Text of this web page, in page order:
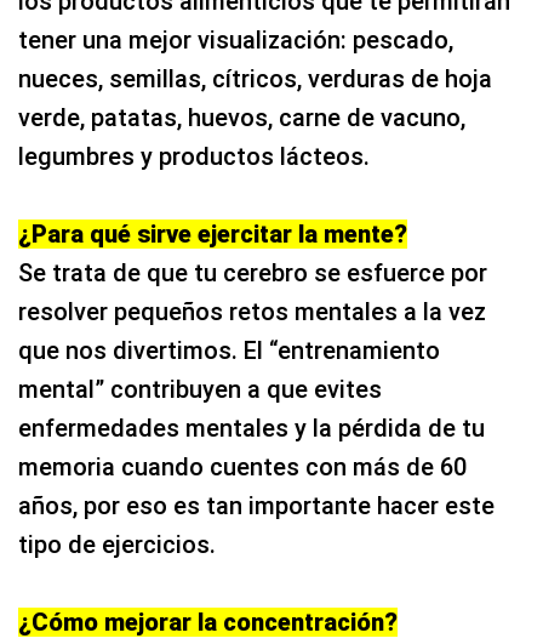
tener una mejor visualización: pescado,
nueces, semillas, cítricos, verduras de hoja
verde, patatas, huevos, carne de vacuno,
legumbres y productos lácteos.
¿Para qué sirve ejercitar la mente?
Se trata de que tu cerebro se esfuerce por
resolver pequeños retos mentales a la vez
que nos divertimos. El “entrenamiento
mental” contribuyen a que evites
enfermedades mentales y la pérdida de tu
memoria cuando cuentes con más de 60
tipo de ejercicios.
¿Cómo mejorar la concentración?